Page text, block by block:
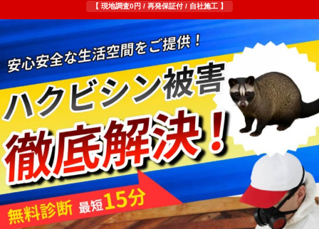
【 現地調査0円 / 再発保証付 / 自社施工 】